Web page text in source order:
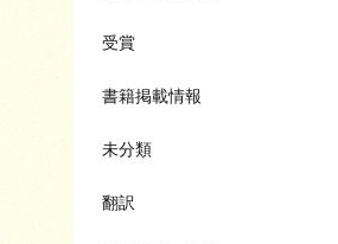
受賞
書籍掲載情報
未分類
翻訳